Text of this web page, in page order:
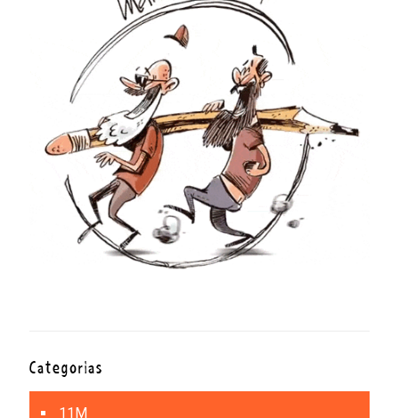
Categorías
11M